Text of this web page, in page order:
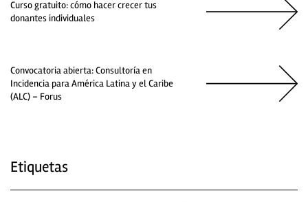
Curso gratuito: cómo hacer crecer tus
donantes individuales
Convocatoria abierta: Consultoría en
Incidencia para América Latina y el Caribe
(ALC) – Forus
Etiquetas